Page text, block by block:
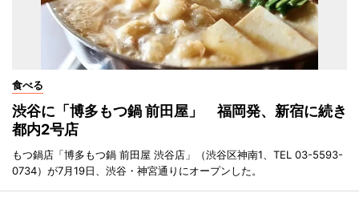
食べる
渋谷に「博多もつ鍋 前田屋」 福岡発、新宿に続き
都内2号店
もつ鍋店「博多もつ鍋 前田屋 渋谷店」（渋谷区神南1、TEL 03-5593-
0734）が7月19日、渋谷・神宮通りにオープンした。